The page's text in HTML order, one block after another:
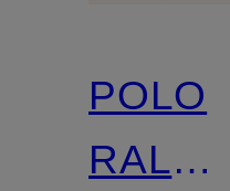
POLO
RALPH